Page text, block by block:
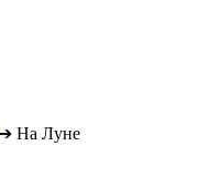
➔ На Луне